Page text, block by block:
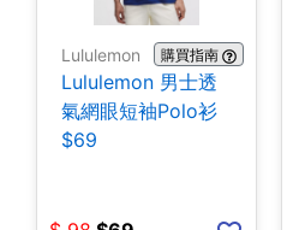
Lululemon 購買指南
Lululemon 男士透
氣網眼短袖Polo衫
$69